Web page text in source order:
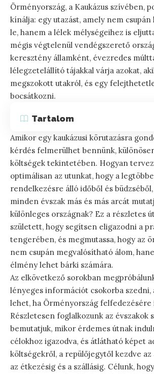
Örményország, a Kaukázus szívében,
kínálja: egy utazást, amely nem
le, hanem a lélek mélységeihez is
mégis végtelenül vendégszerető
keresztény államként, évezredes
lélegzetelállító tájakkal várja azokat,
megszokott utakról, és egy
bocsátkozni.
Tartalom
Amikor egy kaukázusi körutazásra
kérdés felmerülhet bennünk,
költségek tekintetében. Hogyan
optimálisan az utunkat, hogy a
rendelkezésre álló időből és
minden évszak más és más arcát
különleges országnak? Ez a részletes
született, hogy segítsen eligazodni a
tengerében, és megmutassa, hogy az
nem csupán megvalósítható álom,
élmény lehet bárki számára.
Az elkövetkező sorokban
lényeges információt csokorba szedni,
lehet, ha Örményország felfedezésére
Részletesen foglalkozunk az évszakok
bemutatjuk, mikor érdemes útnak
célokhoz igazodva, és átlátható képet
költségekről, a repülőjegytől kezdve
az étkezésig és a szállásig. Célunk,